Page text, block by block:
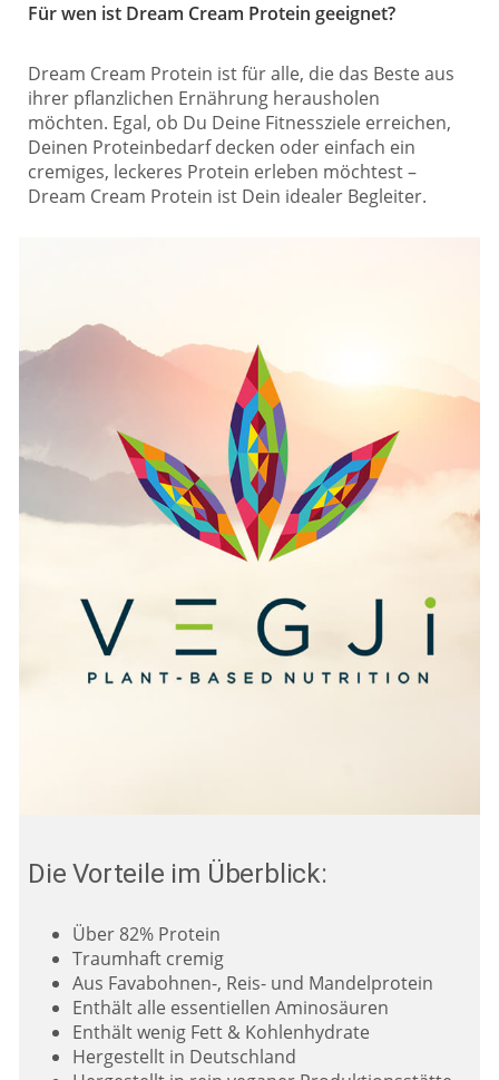
Für wen ist Dream Cream Protein geeignet?
Dream Cream Protein ist für alle, die das Beste aus
ihrer pflanzlichen Ernährung herausholen
möchten. Egal, ob Du Deine Fitnessziele erreichen,
Deinen Proteinbedarf decken oder einfach ein
cremiges, leckeres Protein erleben möchtest –
Dream Cream Protein ist Dein idealer Begleiter.
Die Vorteile im Überblick:
Über 82% Protein
Traumhaft cremig
Aus Favabohnen-, Reis- und Mandelprotein
Enthält alle essentiellen Aminosäuren
Enthält wenig Fett & Kohlenhydrate
Hergestellt in Deutschland